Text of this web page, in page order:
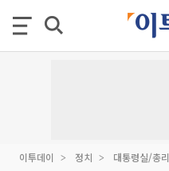
이투데이 정치 대통령실/총